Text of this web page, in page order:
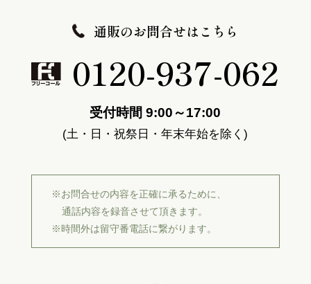
通販のお問合せはこちら
0120-937-062
受付時間 9:00～17:00
(土・日・祝祭日・年末年始を除く)
※お問合せの内容を正確に承るために、
通話内容を録音させて頂きます。
※時間外は留守番電話に繋がります。